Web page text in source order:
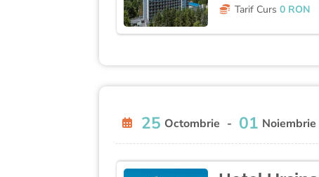
Tarif Curs 0 RON
25 Octombrie - 01 Noiembrie